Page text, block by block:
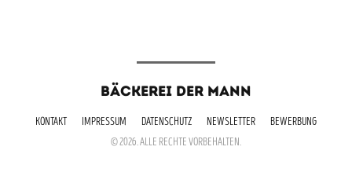
BÄCKEREI DER MANN
KONTAKT IMPRESSUM DATENSCHUTZ NEWSLETTER
BEWERBUNG
© 2026. ALLE RECHTE VORBEHALTEN.